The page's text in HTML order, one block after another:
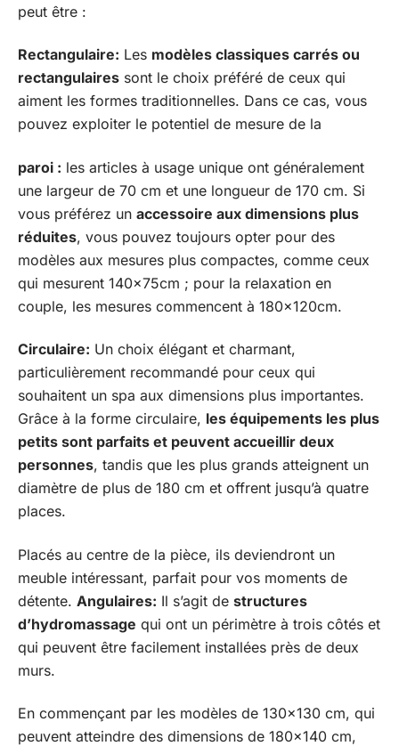
peut être :
Rectangulaire: Les modèles classiques carrés ou
rectangulaires sont le choix préféré de ceux qui
aiment les formes traditionnelles. Dans ce cas, vous
pouvez exploiter le potentiel de mesure de la
paroi : les articles à usage unique ont généralement
une largeur de 70 cm et une longueur de 170 cm. Si
vous préférez un accessoire aux dimensions plus
réduites, vous pouvez toujours opter pour des
modèles aux mesures plus compactes, comme ceux
qui mesurent 140x75cm ; pour la relaxation en
couple, les mesures commencent à 180x120cm.
Circulaire: Un choix élégant et charmant,
particulièrement recommandé pour ceux qui
souhaitent un spa aux dimensions plus importantes.
Grâce à la forme circulaire, les équipements les plus
petits sont parfaits et peuvent accueillir deux
personnes, tandis que les plus grands atteignent un
diamètre de plus de 180 cm et offrent jusqu’à quatre
places.
Placés au centre de la pièce, ils deviendront un
meuble intéressant, parfait pour vos moments de
détente. Angulaires: Il s’agit de structures
d’hydromassage qui ont un périmètre à trois côtés et
qui peuvent être facilement installées près de deux
murs.
En commençant par les modèles de 130×130 cm, qui
peuvent atteindre des dimensions de 180×140 cm,